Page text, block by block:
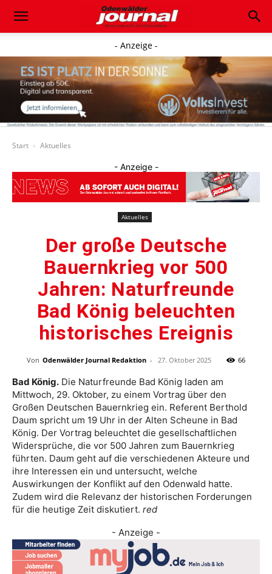
- Anzeige -
Start Aktuelles
- Anzeige -
Aktuelles
Der große Deutsche
Bauernkrieg vor 500
Jahren: Naturfreunde
Bad König beleuchten
historisches Ereignis
Von Odenwälder Journal Redaktion - 27. Oktober 2025 66
Bad König. Die Naturfreunde Bad König laden am
Mittwoch, 29. Oktober, zu einem Vortrag über den
Großen Deutschen Bauernkrieg ein. Referent Berthold
Daum spricht um 19 Uhr in der Alten Scheune in Bad
König. Der Vortrag beleuchtet die gesellschaftlichen
Widersprüche, die vor 500 Jahren zum Bauernkrieg
führten. Daum geht auf die verschiedenen Akteure und
ihre Interessen ein und untersucht, welche
Auswirkungen der Konflikt auf den Odenwald hatte.
Zudem wird die Relevanz der historischen Forderungen
für die heutige Zeit diskutiert. red
- Anzeige -